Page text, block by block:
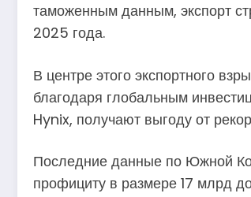
таможенным данным, экспорт
2025 года.
В центре этого экспортного
благодаря глобальным
Hynix, получают выгоду от
Последние данные по Южной
профициту в размере 17 млрд